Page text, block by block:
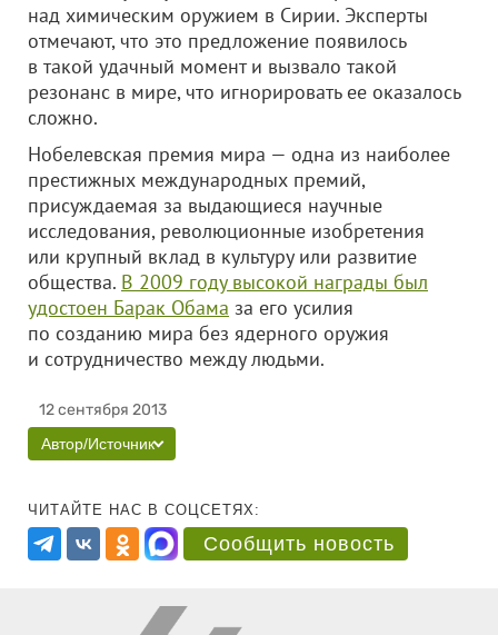
над химическим оружием в Сирии. Эксперты
отмечают, что это предложение появилось
в такой удачный момент и вызвало такой
резонанс в мире, что игнорировать ее оказалось
сложно.
Нобелевская премия мира — одна из наиболее
престижных международных премий,
присуждаемая за выдающиеся научные
исследования, революционные изобретения
или крупный вклад в культуру или развитие
общества. В 2009 году высокой награды был
удостоен Барак Обама за его усилия
по созданию мира без ядерного оружия
и сотрудничество между людьми.
12 сентября 2013
Автор/Источник
ЧИТАЙТЕ НАС В СОЦСЕТЯХ:
Сообщить новость